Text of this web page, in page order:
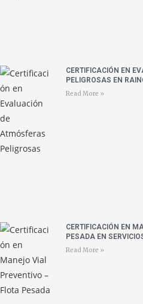
CERTIFICACIÓN EN
PELIGROSAS EN
Read More »
CERTIFICACIÓN EN
PESADA EN
Read More »